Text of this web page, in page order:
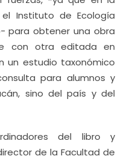
Instituto de Ecología
para obtener una obra
con otra editada en
un estudio taxonómico
para alumnos y
sino del país y del
del libro y
de la Facultad de